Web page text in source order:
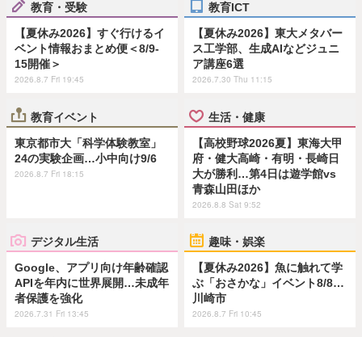
教育・受験
【夏休み2026】すぐ行けるイ
ベント情報おまとめ便＜8/9-
15開催＞
2026.8.7 Fri 19:45
教育ICT
【夏休み2026】東大メタバー
ス工学部、生成AIなどジュニ
ア講座6選
2026.7.30 Thu 11:15
教育イベント
東京都市大「科学体験教室」
24の実験企画…小中向け9/6
2026.8.7 Fri 18:15
生活・健康
【高校野球2026夏】東海大甲
府・健大高崎・有明・長崎日
大が勝利…第4日は遊学館vs
青森山田ほか
2026.8.8 Sat 9:52
デジタル生活
Google、アプリ向け年齢確認
APIを年内に世界展開…未成年
者保護を強化
2026.7.31 Fri 13:45
趣味・娯楽
【夏休み2026】魚に触れて学
ぶ「おさかな」イベント8/8…
川崎市
2026.8.7 Fri 10:45